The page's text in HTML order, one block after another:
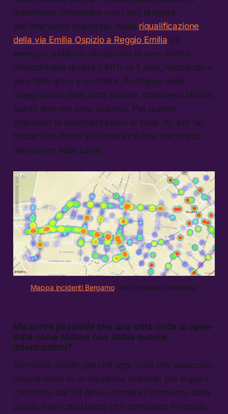
importante dimostrare con i dati la bontà
dell’intervento realizzato. Nella riqualificazione
della via Emilia Ospizio a Reggio Emilia ad
esempio, abbiamo dimostrato di aver ridotto
l’incidentalità di oltre il 60% in 5 anni, riducendo a
zero feriti gravi e mortalità. Purtroppo nella
maggioranza delle città italiane, compresa Milano,
questi dati non sono pubblici. Per questo
organizzo le sperimentazioni di zona 30, per far
toccar con mano ai cittadini ciò che non posso
dimostrare sulla carta.
Mappa incidenti Bergamo, dati Regione Lombardia.
Ma com’è possibile che una città ricca di open-
data come Milano non abbia queste
informazioni?
Dovrebbe averle, perché ogni volta che qualcuno
rimane ferito in un incidente stradale, per legge il
centralino del 118 deve chiedere l’intervento della
polizia o dei carabinieri, che compilano il verbale